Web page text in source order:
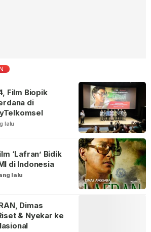
lalu
Film Biopik
di
lalu
‘Lafran’ Bidik
di Indonesia
Dimas
& Nyekar ke